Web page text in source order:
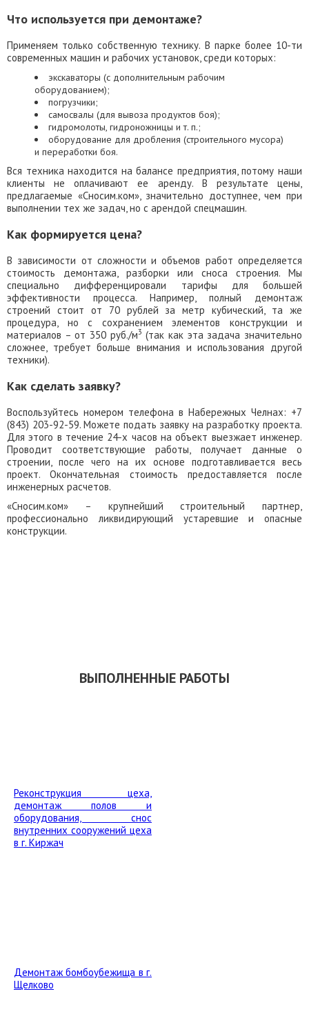
Что используется при демонтаже?
Применяем только собственную технику. В парке более 10-ти
современных машин и рабочих установок, среди которых:
экскаваторы (с дополнительным рабочим
оборудованием);
погрузчики;
самосвалы (для вывоза продуктов боя);
гидромолоты, гидроножницы и т. п.;
оборудование для дробления (строительного мусора)
и переработки боя.
Вся техника находится на балансе предприятия, потому наши
клиенты не оплачивают ее аренду. В результате цены,
предлагаемые «Сносим.ком», значительно доступнее, чем при
выполнении тех же задач, но с арендой спецмашин.
Как формируется цена?
В зависимости от сложности и объемов работ определяется
стоимость демонтажа, разборки или сноса строения. Мы
специально дифференцировали тарифы для большей
эффективности процесса. Например, полный демонтаж
строений стоит от 70 рублей за метр кубический, та же
процедура, но с сохранением элементов конструкции и
материалов – от 350 руб./м3 (так как эта задача значительно
сложнее, требует больше внимания и использования другой
техники).
Как сделать заявку?
Воспользуйтесь номером телефона в Набережных Челнах: +7
(843) 203-92-59. Можете подать заявку на разработку проекта.
Для этого в течение 24-х часов на объект выезжает инженер.
Проводит соответствующие работы, получает данные о
строении, после чего на их основе подготавливается весь
проект. Окончательная стоимость предоставляется после
инженерных расчетов.
«Сносим.ком» – крупнейший строительный партнер,
профессионально ликвидирующий устаревшие и опасные
конструкции.
ВЫПОЛНЕННЫЕ РАБОТЫ
Реконструкция цеха,
демонтаж полов и
оборудования, снос
внутренних сооружений цеха
в г. Киржач
Демонтаж бомбоубежища в г.
Щелково